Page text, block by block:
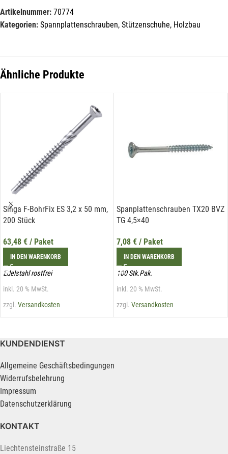
Artikelnummer: 70774
Kategorien: Spannplattenschrauben, Stützenschuhe, Holzbau
Ähnliche Produkte
Sihga F-BohrFix ES 3,2 x 50 mm,
200 Stück
63,48 € / Paket
IN DEN WARENKORB
Edelstahl rostfrei
inkl. 20 % MwSt.
zzgl. Versandkosten
Spanplattenschrauben TX20 BVZ
TG 4,5×40
7,08 € / Paket
IN DEN WARENKORB
100 Stk.Pak.
inkl. 20 % MwSt.
zzgl. Versandkosten
KUNDENDIENST
Allgemeine Geschäftsbedingungen
Widerrufsbelehrung
Impressum
Datenschutzerklärung
KONTAKT
Liechtensteinstraße 15
Hiermit erkläre ich mich damit einverstanden, dass die Daten
meiner E-Mail-Adresse von der Liechtenstein Holztreff GmbH zum
Zwecke der Zusendung von Newslettern über Neuigkeiten in der
Liechtenstein Holztreff GmbH im Einklang mit der
Datenschutzerklärung verwendet werden. Diese Einwilligung ist
freiwillig und kann jederzeit mit Wirkung für die Zukunft gegenüber
der Liechtenstein Holztreff GmbH unterinfo@holztreff.at
widerrufen werden.